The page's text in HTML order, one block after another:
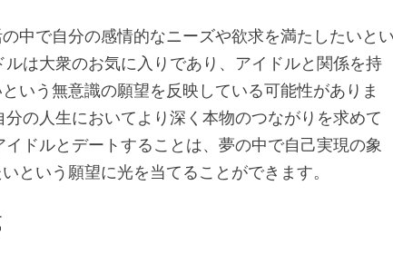
中で自分の感情的なニーズや欲求を満たしたいと
は大衆のお気に入りであり、アイドルと関係を持
いう無意識の願望を反映している可能性がありま
の人生においてより深く本物のつながりを求めて
ドルとデートすることは、夢の中で自己実現の象
という願望に光を当てることができます。